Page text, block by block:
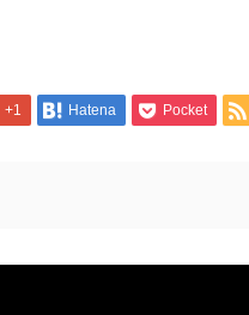
+1 Hatena Pocket